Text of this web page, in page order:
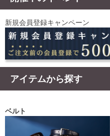
新規会員登録キャンペーン
アイテムから探す
ベルト